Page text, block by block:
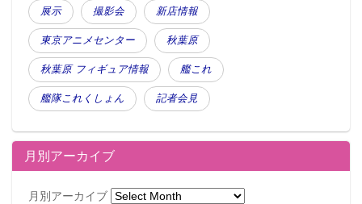
展示 撮影会 新店情報
東京アニメセンター 秋葉原
秋葉原 フィギュア情報 艦これ
艦隊これくしょん 記者会見
月別アーカイブ
月別アーカイブ